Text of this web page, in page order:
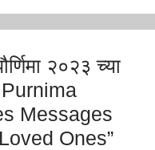
२०२३ च्या
Purnima
Messages
Ones”